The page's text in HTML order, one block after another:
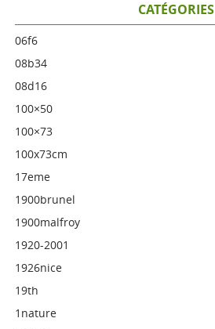
CATÉGORIES
06f6
08b34
08d16
100×50
100×73
100x73cm
17eme
1900brunel
1900malfroy
1920-2001
1926nice
19th
1nature